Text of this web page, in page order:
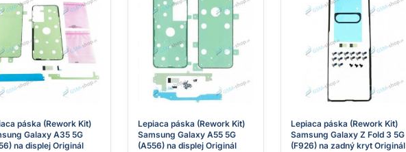
páska (Rework Kit)
Galaxy A35 5G
na displej Originál
Lepiaca páska (Rework Kit)
Samsung Galaxy A55 5G
(A556) na displej Originál
Lepiaca páska (Rework Kit)
Samsung Galaxy Z Fold 3 5G
(F926) na zadný kryt Originál